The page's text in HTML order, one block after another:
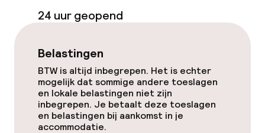
Beleid
Overal rookvrij
24 uur geopend
Belastingen
BTW is altijd inbegrepen. Het is echter
mogelijk dat sommige andere toeslagen
en lokale belastingen niet zijn
inbegrepen. Je betaalt deze toeslagen
en belastingen bij aankomst in je
accommodatie.